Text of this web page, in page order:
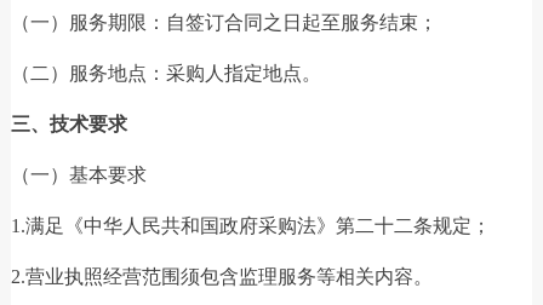
（一）服务期限：自签订合同之日起至服务结束；
（二）服务地点：采购人指定地点。
三、技术要求
（一）基本要求
1.满足《中华人民共和国政府采购法》第二十二条规定；
2.营业执照经营范围须包含监理服务等相关内容。